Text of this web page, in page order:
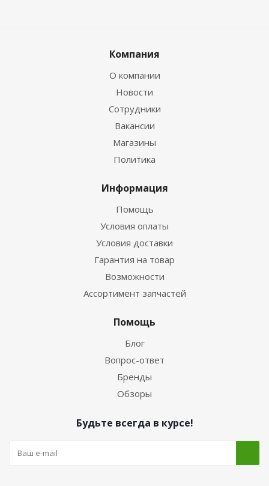
Компания
О компании
Новости
Сотрудники
Вакансии
Магазины
Политика
Информация
Помощь
Условия оплаты
Условия доставки
Гарантия на товар
Возможности
Ассортимент запчастей
Помощь
Блог
Вопрос-ответ
Бренды
Обзоры
Будьте всегда в курсе!